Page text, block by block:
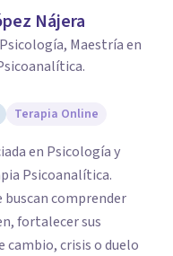
Nájera
Maestría en
Terapia Online
en Psicología y
Psicoanalítica.
buscan comprender
fortalecer sus
cambio, crisis o duelo